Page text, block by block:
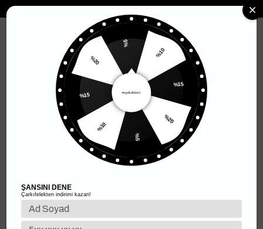
Anasayfa Kadın Giyim Kadın Alt Giyim Kadın Jeans
Kadın Jeans
Sıralama
%50
%10
%20
%10
%15
%20
ŞANSINI DENE
Çarkıfelekten indirimi kazan!